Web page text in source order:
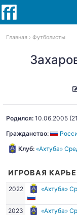
Главная Футболисты
Родился: 10.06.2005
Гражданство:
Клуб: «Ахтуба»
ИГРОВАЯ
2022
«Ахтуба»
2023 «Ахтуба»